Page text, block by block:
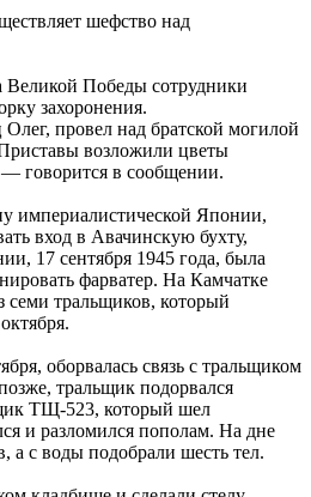
шефство над
Великой Победы сотрудники
захоронения.
провел над братской могилой
возложили цветы
говорится в сообщении.
империалистической Японии,
вход в Авачинскую бухту,
17 сентября 1945 года, была
фарватер. На Камчатке
семи тральщиков, который
оборвалась связь с тральщиком
тральщик подорвался
ТЩ-523, который шел
и разломился пополам. На дне
а с воды подобрали шесть тел.